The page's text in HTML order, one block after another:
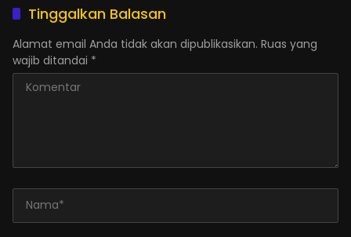
Tinggalkan Balasan
Alamat email Anda tidak akan dipublikasikan. Ruas yang
wajib ditandai *